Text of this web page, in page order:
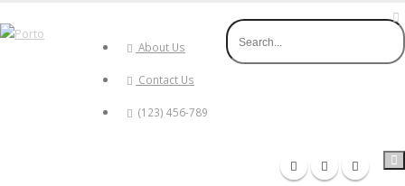
About Us
Contact Us
(123) 456-789